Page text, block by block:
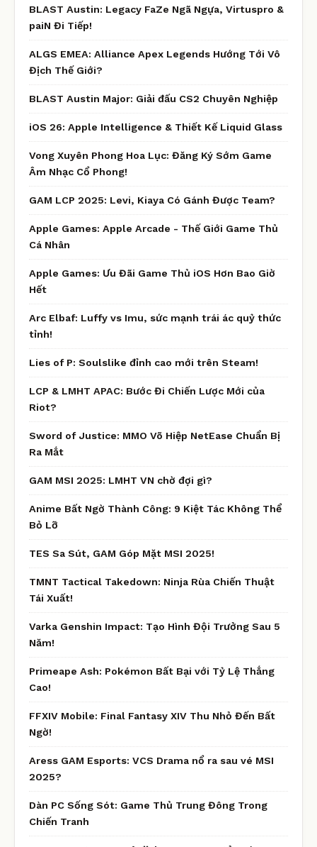
BLAST Austin: Legacy FaZe Ngã Ngựa, Virtuspro &
paiN Đi Tiếp!
ALGS EMEA: Alliance Apex Legends Hướng Tới Vô
Địch Thế Giới?
BLAST Austin Major: Giải đấu CS2 Chuyên Nghiệp
iOS 26: Apple Intelligence & Thiết Kế Liquid Glass
Vong Xuyên Phong Hoa Lục: Đăng Ký Sớm Game
Âm Nhạc Cổ Phong!
GAM LCP 2025: Levi, Kiaya Có Gánh Được Team?
Apple Games: Apple Arcade - Thế Giới Game Thủ
Cá Nhân
Apple Games: Ưu Đãi Game Thủ iOS Hơn Bao Giờ
Hết
Arc Elbaf: Luffy vs Imu, sức mạnh trái ác quỷ thức
tỉnh!
Lies of P: Soulslike đỉnh cao mới trên Steam!
LCP & LMHT APAC: Bước Đi Chiến Lược Mới của
Riot?
Sword of Justice: MMO Võ Hiệp NetEase Chuẩn Bị
Ra Mắt
GAM MSI 2025: LMHT VN chờ đợi gì?
Anime Bất Ngờ Thành Công: 9 Kiệt Tác Không Thể
Bỏ Lỡ
TES Sa Sút, GAM Góp Mặt MSI 2025!
TMNT Tactical Takedown: Ninja Rùa Chiến Thuật
Tái Xuất!
Varka Genshin Impact: Tạo Hình Đội Trưởng Sau 5
Năm!
Primeape Ash: Pokémon Bất Bại với Tỷ Lệ Thắng
Cao!
FFXIV Mobile: Final Fantasy XIV Thu Nhỏ Đến Bất
Ngờ!
Aress GAM Esports: VCS Drama nổ ra sau vé MSI
2025?
Dàn PC Sống Sót: Game Thủ Trung Đông Trong
Chiến Tranh